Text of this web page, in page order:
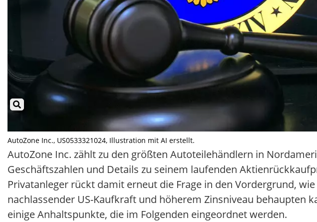
AutoZone Inc., US0533321024, Illustration mit AI erstellt.
AutoZone Inc. zählt zu den größten Autoteilehändlern in
Geschäftszahlen und Details zu seinem laufenden
Privatanleger rückt damit erneut die Frage in den Vordergrund,
nachlassender US-Kaufkraft und höherem Zinsniveau behaupten
einige Anhaltspunkte, die im Folgenden eingeordnet werden.